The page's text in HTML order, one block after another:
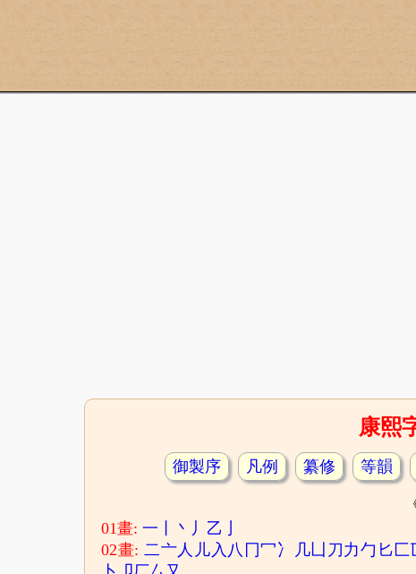
康熙
御製序 凡例 纂修 等韻
01畫:一 丶 丿 乙
02畫:二亠人 儿入 八 冂冖 冫 几凵 刀 力勹 匕 匚